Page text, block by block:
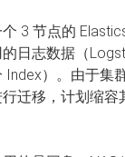
3 节点的
日志数据（
）。由于集
迁移，计划缩容